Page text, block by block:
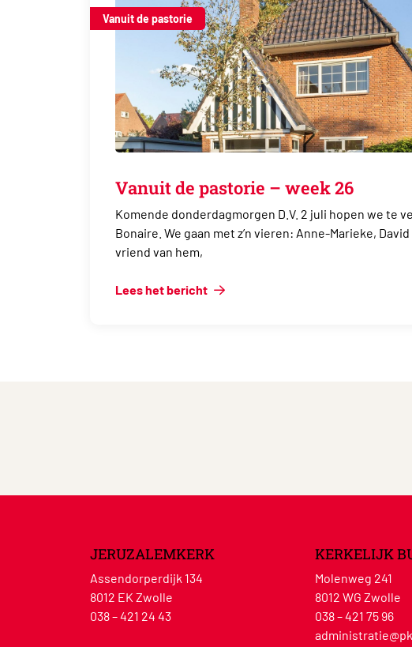
Vanuit de pastorie
Vanuit de pastorie – week 26
Komende donderdagmorgen D.V. 2 juli hopen we te
Bonaire. We gaan met z’n vieren: Anne-Marieke,
vriend van hem,
Lees het bericht
JERUZALEMKERK
Assendorperdijk 134
8012 EK Zwolle
038 – 421 24 43
KERKELIJK
Molenweg 241
8012 WG Zwolle
038 – 421 75 96